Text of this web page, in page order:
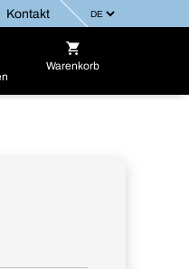
Kontakt
Warenkorb